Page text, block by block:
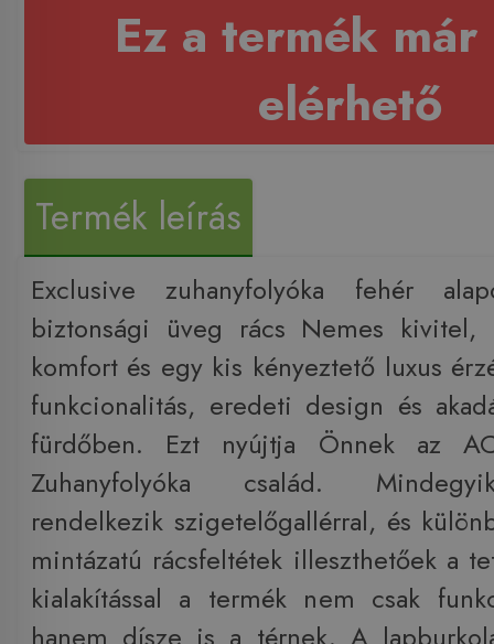
Ez a termék már
elérhető
Termék leírás
Exclusive zuhanyfolyóka fehér
biztonsági üveg rács Nemes kivitel,
komfort és egy kis kényeztető luxus
funkcionalitás, eredeti design és
fürdőben. Ezt nyújtja Önnek az
Zuhanyfolyóka család.
rendelkezik szigetelőgallérral, és
mintázatú rácsfeltétek illeszthetőek a
kialakítással a termék nem csak